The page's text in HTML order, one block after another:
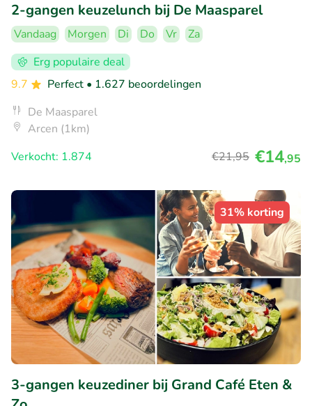
2-gangen keuzelunch bij De Maasparel
Vandaag Morgen Di Do Vr
Za
Erg populaire deal
9.7
Perfect • 1.627 beoordelingen
De Maasparel
Arcen (1km)
Verkocht: 1.874
€21,95 €14,95
31% korting
3-gangen keuzediner bij Grand Café Eten &